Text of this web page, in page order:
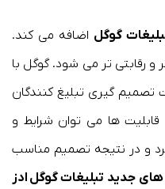
گوگل اضافه می کند.
و رقابتی تر می شود. گوگل با
تصمیم گیری تبلیغ کنندگان
قابلیت ها می توان شرایط و
کرد و در نتیجه تصمیم مناسب
های جدید تبلیغات گوگل ادز